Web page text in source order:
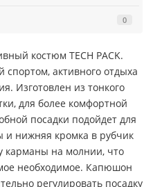
0
костюм TECH PACK.
спортом, активного отдыха
Изготовлен из тонкого
для более комфортной
посадки подойдет для
нижняя кромка в рубчик
карманы на молнии, что
необходимое. Капюшон
регулировать посадку